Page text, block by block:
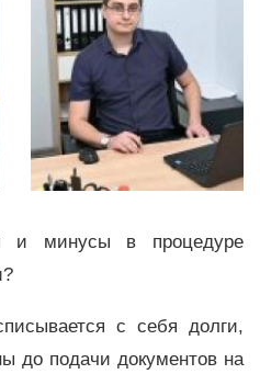
и минусы в процедуре
с себя долги,
до подачи документов на